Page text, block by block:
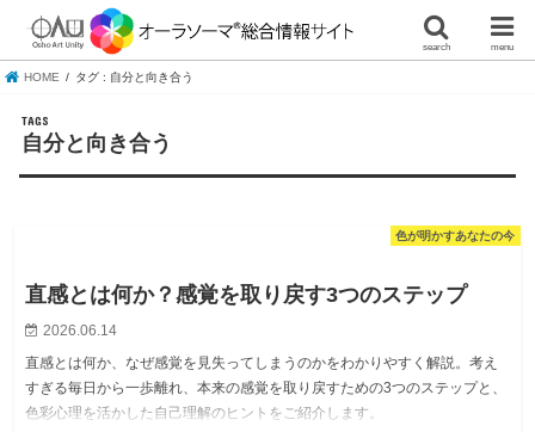
search menu
HOME タグ : 自分と向き合う
自分と向き合う
色が明かすあなたの今
直感とは何か？感覚を取り戻す3つのステップ
2026.06.14
直感とは何か、なぜ感覚を見失ってしまうのかをわかりやすく解説。考え
すぎる毎日から一歩離れ、本来の感覚を取り戻すための3つのステップと、
色彩心理を活かした自己理解のヒントをご紹介します。